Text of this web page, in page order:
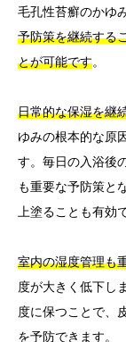
毛孔性苔癬のかゆ
予防策を継続する
とが可能です。
日常的な保湿を継
ゆみの根本的な原
す。毎日の入浴後
も重要な予防策と
上塗ることも有効
室内の湿度管理も
度が大きく低下し
度に保つことで、
を予防できます。